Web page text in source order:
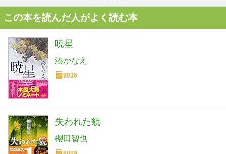
この本を読んだ人がよく読む本
暁星
湊かなえ
9036
失われた貌
櫻田智也